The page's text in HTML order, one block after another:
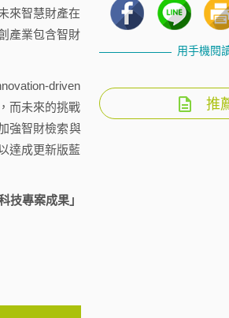
來智慧財產在
產業包含智財
driven
而未來的挑戰
強智財檢索與
達成更新版藍
技專案成果」
用手機閱
推